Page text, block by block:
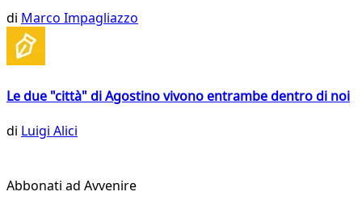
di Marco Impagliazzo
Le due "città" di Agostino vivono entrambe dentro di noi
di Luigi Alici
Abbonati ad Avvenire